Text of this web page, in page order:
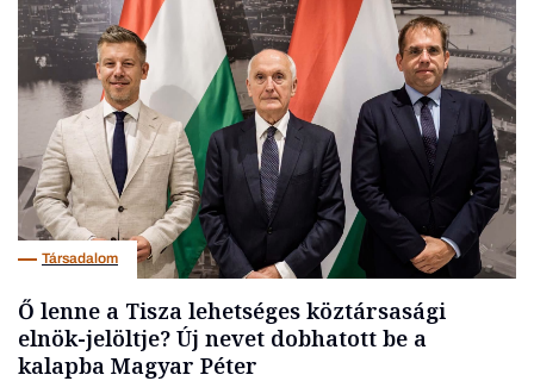
Társadalom
Ő lenne a Tisza lehetséges köztársasági
elnök-jelöltje? Új nevet dobhatott be a
kalapba Magyar Péter